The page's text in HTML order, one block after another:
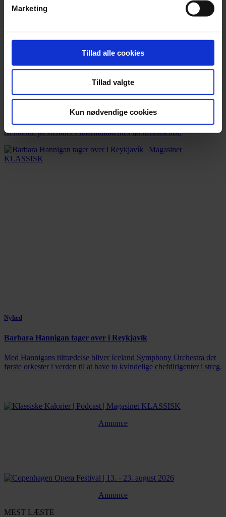
Marketing
Tillad alle cookies
Tillad valgte
Kun nødvendige cookies
»Vi er stolte over at have sat ny verdensrekord«
Stradivarius-bratschen med tilnavnet ‘Macdonald’ er landet i
hænderne på Berliner Filharmonikernes førstebratschist.
Nyhed
Barbara Hannigan tager over i Reykjavík
Med Hannigans tiltrædelse bliver Iceland Symphony Orchestra det
første orkester i verden til at have to kvindelige chefdirigenter i streg.
Annonce
Annonce
MEST LÆSTE